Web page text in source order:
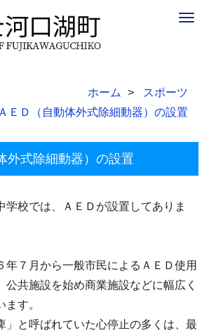
ホーム
スポーツ
ＡＥＤ（自動体外式除細動器）の設置
外式除細動器）の設置
学校では、ＡＥＤが設置してありま
７月から一般市民によるＡＥＤ使用
公共施設を始め商業施設などに幅広く
す。
と呼ばれていた心停止の多くは、最